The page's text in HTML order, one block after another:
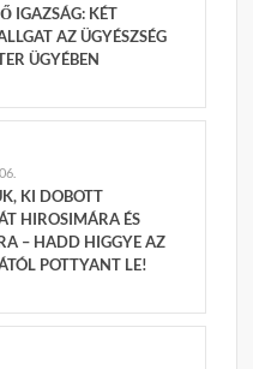
IGAZSÁG: KÉT
AZ ÜGYÉSZSÉG
ÜGYÉBEN
KI DOBOTT
HIROSIMÁRA ÉS
– HADD HIGGYE AZ
POTTYANT LE!